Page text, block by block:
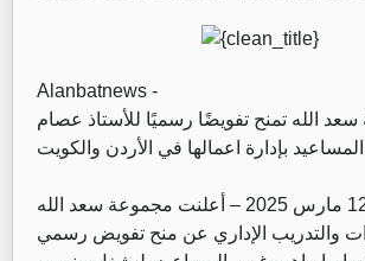
Alanbatnews -
الله تمنح تفويضًا رسميًا للأستاذ عصام
دبي، 12 مارس 2025 – أعلنت مجموعة سعد الله
والتدريب الإداري عن منح تفويض رسمي